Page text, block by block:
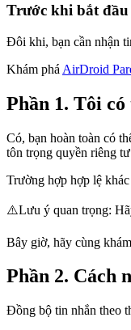
Trước khi bắt đầu
Đôi khi, bạn cần nhận
Khám phá AirDroid
Phần 1. Tôi
Có, bạn hoàn toàn có
tôn trọng quyền riêng
Trường hợp hợp lệ
⚠️Lưu ý quan trọng:
Bây giờ, hãy cùng
Phần 2. Cách
Đồng bộ tin nhắn theo